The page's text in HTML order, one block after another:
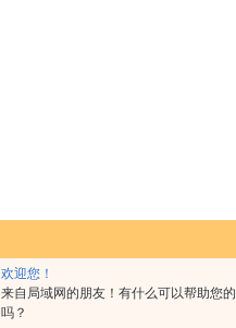
欢迎您！
来自局域网的朋友！有什么可以帮助您的
吗？